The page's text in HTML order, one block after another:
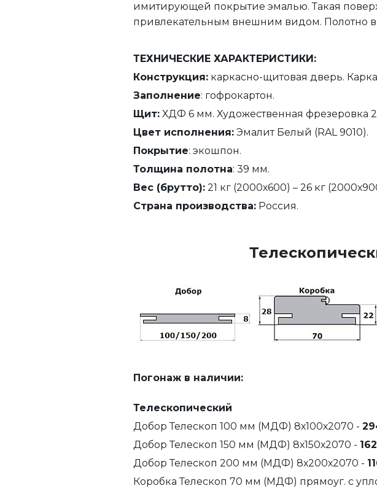
имитирующей покрытие эмалью. Такая
привлекательным внешним видом. Полотно
ТЕХНИЧЕСКИЕ ХАРАКТЕРИСТИКИ:
Конструкция: каркасно-щитовая дверь.
Заполнение: гофрокартон.
Щит: ХДФ 6 мм. Художественная фрезеровка
Цвет исполнения: Эмалит Белый (RAL 9010).
Покрытие: экошпон.
Толщина полотна: 39 мм.
Вес (брутто): 21 кг (2000х600) – 26 кг
Страна производства: Россия.
Погонаж в наличии:
Телескопический
Добор Телескоп 100 мм (МДФ) 8х100х2070 -
Добор Телескоп 150 мм (МДФ) 8х150х2070 -
Добор Телескоп 200 мм (МДФ) 8х200х2070 -
Коробка Телескоп 70 мм (МДФ) прямоуг. с